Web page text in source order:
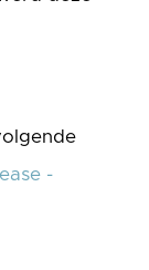
-